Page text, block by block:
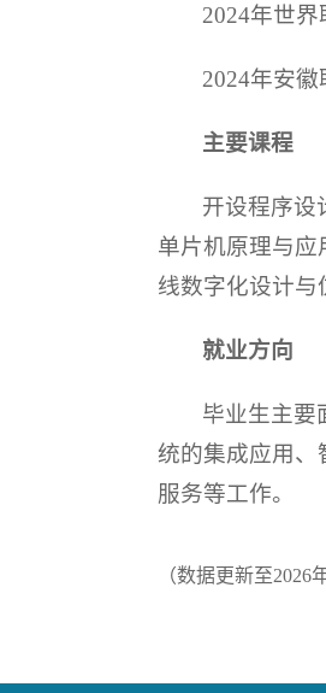
2024年世
2024年安
主要课程
开设程序设
单片机原理与
线数字化设计与
就业方向
毕业生主要
统的集成应用、
服务等工作。
（数据更新至2026